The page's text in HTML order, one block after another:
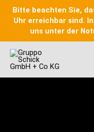
Bitte beachten Sie,
Uhr erreichbar sind.
uns unter der
contenuto